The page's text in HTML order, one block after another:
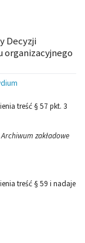
Decyzji
organizacyjnego
treść § 57 pkt. 3
zakładowe
treść § 59 i nadaje